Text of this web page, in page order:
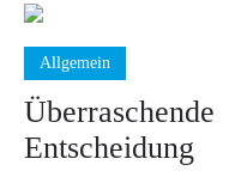
Allgemein
Überraschende
Entscheidung